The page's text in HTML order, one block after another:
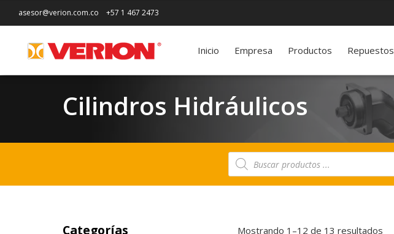
asesor@verion.com.co +57 1 467 2473
Inicio Empresa Productos Repuestos
Cilindros Hidráulicos
Búsqueda
de
productos
Mostrando 1–12 de 13 resultados
Categorías